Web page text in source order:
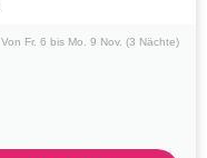
Von Fr. 6 bis Mo. 9 Nov. (3 Nächte)